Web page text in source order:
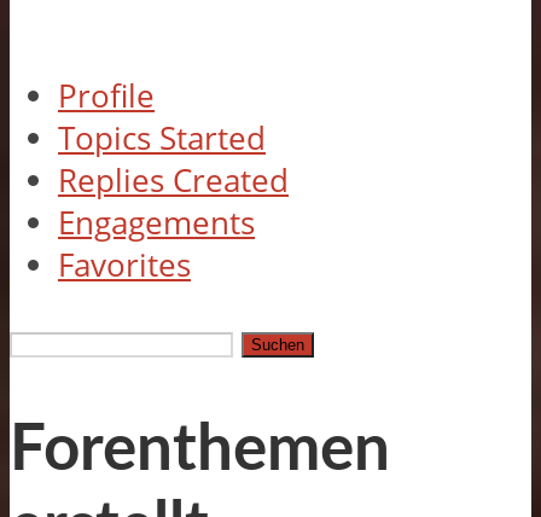
Profile
Topics Started
Replies Created
Engagements
Favorites
Themen
Forenthemen